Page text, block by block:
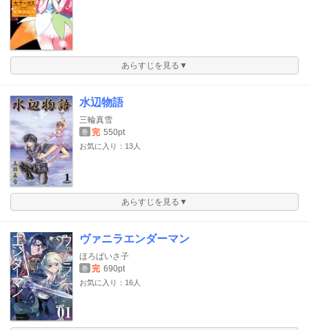
あらすじを見る▼
水辺物語
三輪真雪
巻 完 550pt
お気に入り：13人
あらすじを見る▼
ヴァニラエンダーマン
ほろばいさ子
巻 完 690pt
お気に入り：16人